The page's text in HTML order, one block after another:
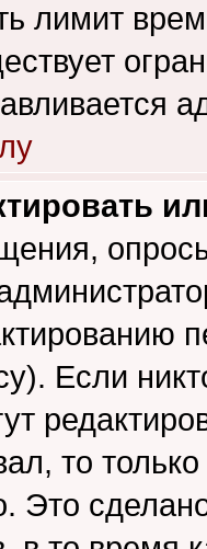
лимит
Если
то
Это